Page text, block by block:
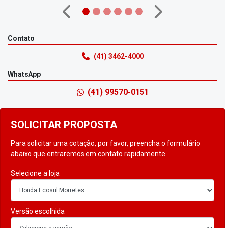
SOLICITAR PROPOSTA
Para solicitar uma cotação, por favor, preencha o formulário
abaixo que entraremos em contato rapidamente
Selecione a loja
Versão escolhida
Anterior Próximo
Contato
(41) 3462-4000
WhatsApp
(41) 99570-0151